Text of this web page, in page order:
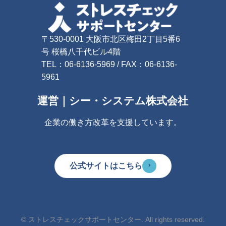
〒530-0001 大阪市北区梅田2丁目5番6
号 桜橋八千代ビル4階
TEL：06-6136-5969 / FAX：06-6136-
5961
運営｜シー・システム株式会社
企業の働き方改革を支援しています。
公式サイトはこちら ›
© ストレスチェックサポートセンター. All rights reserved.